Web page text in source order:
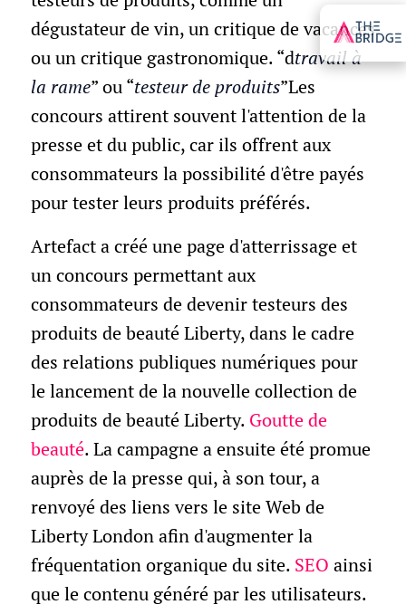
dégustateur de vin, un critique de vacances
ou un critique gastronomique. “dtravail à
la rame” ou “testeur de produits”Les
concours attirent souvent l'attention de la
presse et du public, car ils offrent aux
consommateurs la possibilité d'être payés
pour tester leurs produits préférés.
Artefact a créé une page d'atterrissage et
un concours permettant aux
consommateurs de devenir testeurs des
produits de beauté Liberty, dans le cadre
des relations publiques numériques pour
le lancement de la nouvelle collection de
produits de beauté Liberty. Goutte de
beauté. La campagne a ensuite été promue
auprès de la presse qui, à son tour, a
renvoyé des liens vers le site Web de
Liberty London afin d'augmenter la
fréquentation organique du site. SEO ainsi
que le contenu généré par les utilisateurs.